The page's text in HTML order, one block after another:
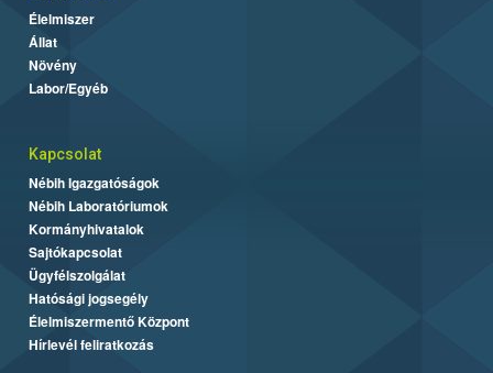
Élelmiszer
Állat
Növény
Labor/Egyéb
Kapcsolat
Nébih Igazgatóságok
Nébih Laboratóriumok
Kormányhivatalok
Sajtókapcsolat
Ügyfélszolgálat
Hatósági jogsegély
Élelmiszermentő Központ
Hírlevél feliratkozás